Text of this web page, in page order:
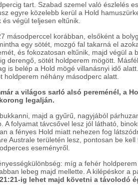
tart. Szabad szemel való észlelés
egyre közelebb kerül a Hold
végül teljesen eltűnik.
másodperccel korábban, elsőként a
egy sötét, mozgó fal takarná el
és fokozatosan eltűnik, majd végül a
derengő, sötét holdperem mögött.
is belép a Hold mögé villanásnyi idő
holdperem néhány másodperc alatt.
a világos sarló alsó pereménél, a
legalján.
majd a gyűrű, nagyjából
A folyamat távcsővel lesz jól látható,
a fényes Hold miatt nehezen fog
Australe területén lesz, pontosan be kell
eseményről.
míg a fehér
lebeg majd mellette. A kilépéskor a
ig lehet majd követni a távolodó